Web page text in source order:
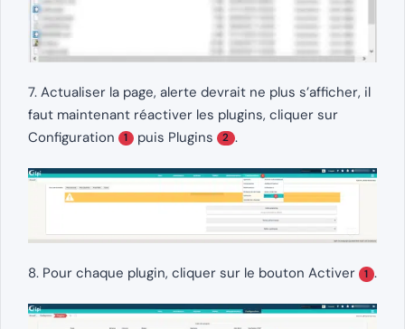
7. Actualiser la page, alerte devrait ne plus s’afficher, il
faut maintenant réactiver les plugins, cliquer sur
Configuration
1 puis Plugins 2 .
8. Pour chaque plugin, cliquer sur le bouton Activer 1 .